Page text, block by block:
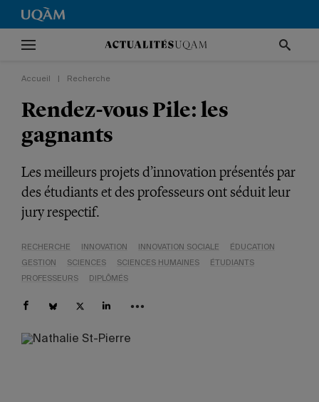
Accueil Recherche
Rendez-vous Pile: les
gagnants
Les meilleurs projets d’innovation présentés par
des étudiants et des professeurs ont séduit leur
jury respectif.
RECHERCHE INNOVATION INNOVATION SOCIALE
ÉDUCATION
GESTION
SCIENCES SCIENCES HUMAINES
ÉTUDIANTS
PROFESSEURS
DIPLÔMÉS